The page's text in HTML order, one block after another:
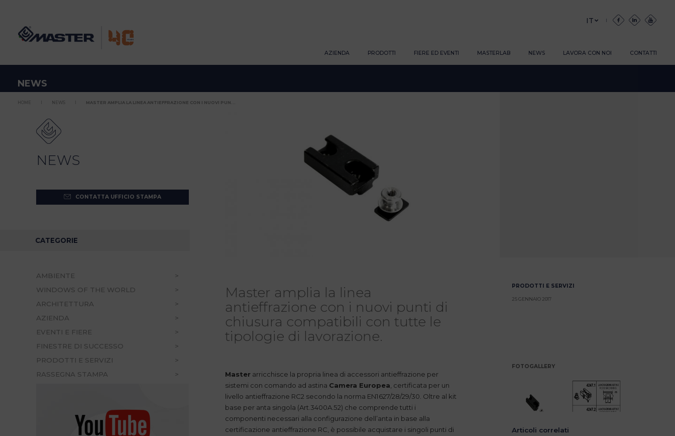
AZIENDA PRODOTTI FIERE ED EVENTI MASTERLAB NEWS LAVORA CON NOI CONTATTI
IT
NEWS
HOME NEWS MASTER AMPLIA LA LINEA ANTIEFFRAZIONE CON I NUOVI PUN...
NEWS
CONTATTA UFFICIO STAMPA
CATEGORIE
AMBIENTE
WINDOWS OF THE WORLD
ARCHITETTURA
AZIENDA
EVENTI E FIERE
FINESTRE DI SUCCESSO
PRODOTTI E SERVIZI
RASSEGNA STAMPA
Master amplia la linea
antieffrazione con i nuovi punti di
chiusura compatibili con tutte le
tipologie di lavorazione.
Master arricchisce la propria linea di accessori antieffrazione per
sistemi con comando ad astina Camera Europea, certificata per un
livello antieffrazione RC2 secondo la norma EN1627/28/29/30. Oltre al kit
base per anta singola (Art.3400A.52) che comprende tutti i
componenti necessari alla configurazione dell’anta in base alla
certificazione antieffrazione RC, è possibile acquistare i singoli punti di
PRODOTTI E SERVIZI
25 GENNAIO 2017
FOTOGALLERY
Articoli correlati